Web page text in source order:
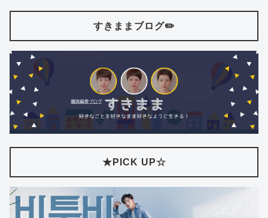
すきままブログ✏️
★PICK UP☆